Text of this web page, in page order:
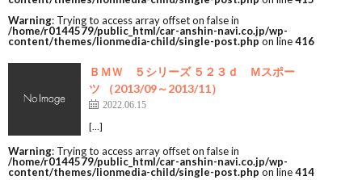
Warning: Trying to access array offset on false in
/home/r0144579/public_html/car-anshin-navi.co.jp/wp-
content/themes/lionmedia-child/single-post.php on line416
ＢＭＷ ５シリーズ ５２３ｄ Ｍスポー
ツ （2013/09～2013/11）
2022.06.15
[…]
Warning: Trying to access array offset on false in
/home/r0144579/public_html/car-anshin-navi.co.jp/wp-
content/themes/lionmedia-child/single-post.php on line414